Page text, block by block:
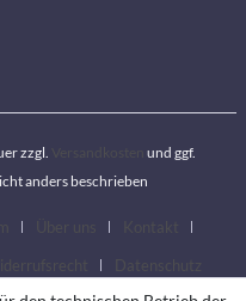
zzgl.
und ggf.
anders beschrieben